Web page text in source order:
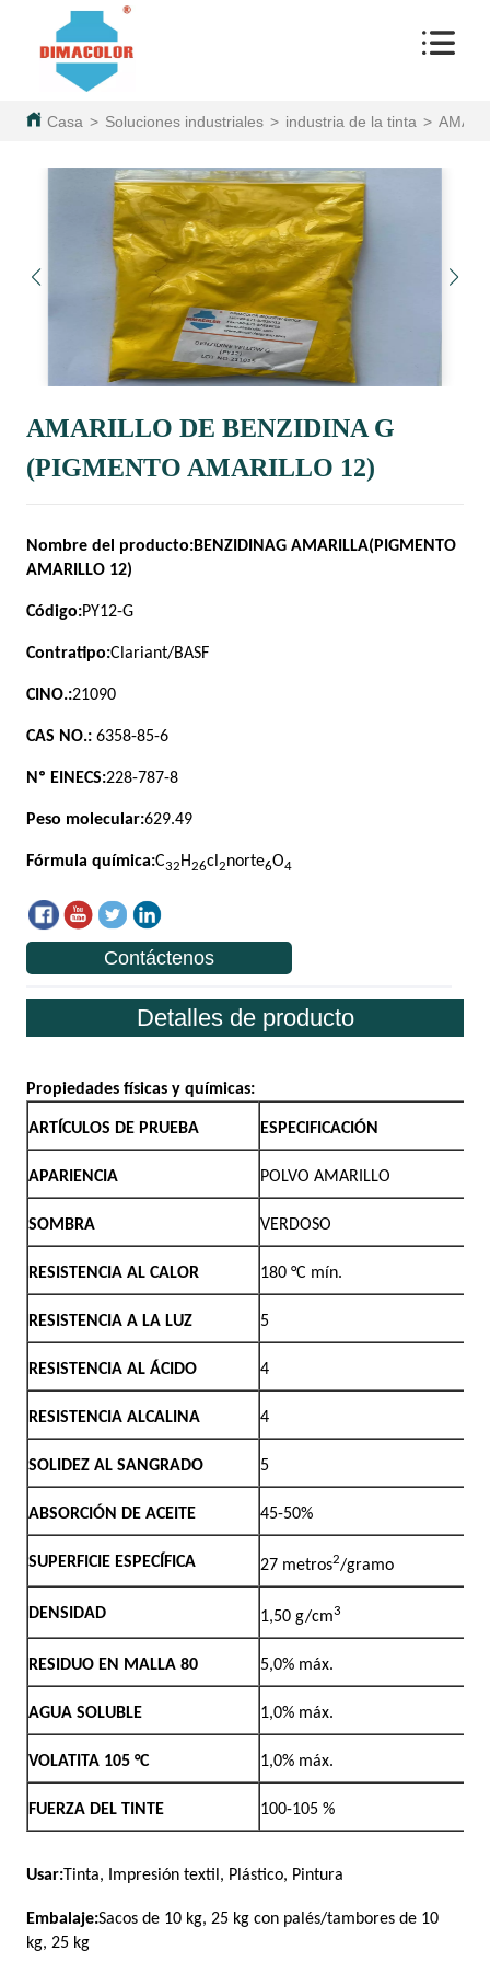
Casa > Soluciones industriales > industria de la tinta >
AMARILLO DE BENZIDINA G
(PIGMENTO AMARILLO 12)
Contáctenos
Detalles de producto